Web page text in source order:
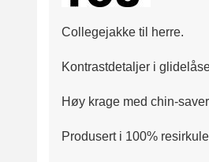
Collegejakke til herre.
Kontrastdetaljer i
Høy krage med chin-
Produsert i 100%